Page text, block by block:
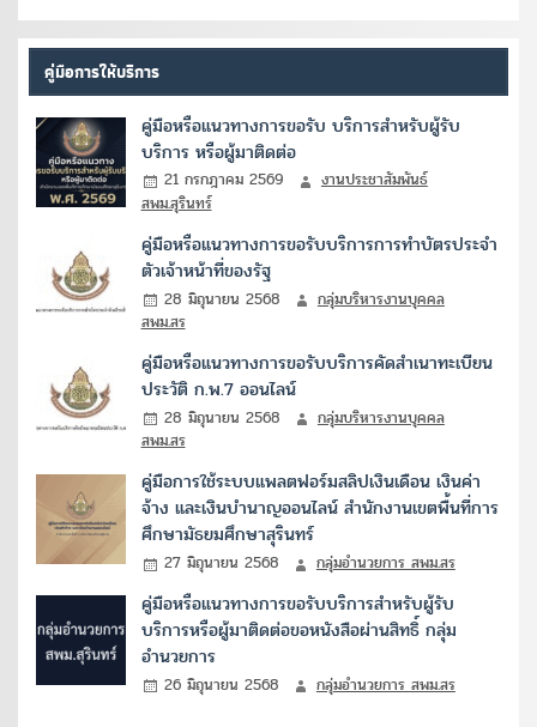
คู่มือการให้บริการ
คู่มือหรือแนวทางการขอรับ บริการสำหรับผู้รับ
บริการ หรือผู้มาติดต่อ
21 กรกฎาคม 2569
งานประชาสัมพันธ์
สพม.สุรินทร์
คู่มือหรือแนวทางการขอรับบริการการทำบัตรประจำ
ตัวเจ้าหน้าที่ของรัฐ
28 มิถุนายน 2568
กลุ่มบริหารงานบุคคล
สพม.สร
คู่มือหรือแนวทางการขอรับบริการคัดสำเนาทะเบียน
ประวัติ ก.พ.7 ออนไลน์
28 มิถุนายน 2568
กลุ่มบริหารงานบุคคล
สพม.สร
คู่มือการใช้ระบบแพลตฟอร์มสลิปเงินเดือน เงินค่า
จ้าง และเงินบำนาญออนไลน์ สำนักงานเขตพื้นที่การ
ศึกษามัธยมศึกษาสุรินทร์
27 มิถุนายน 2568 กลุ่มอำนวยการ สพม.สร
คู่มือหรือแนวทางการขอรับบริการสำหรับผู้รับ
บริการหรือผู้มาติดต่อขอหนังสือผ่านสิทธิ์ กลุ่ม
อำนวยการ
26 มิถุนายน 2568 กลุ่มอำนวยการ สพม.สร